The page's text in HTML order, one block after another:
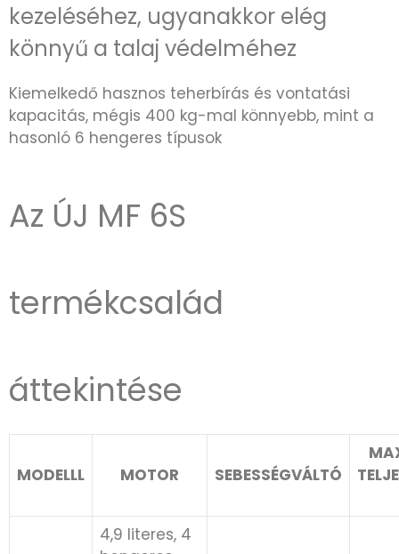
kezeléséhez, ugyanakkor elég
könnyű a talaj védelméhez
Kiemelkedő hasznos teherbírás és vontatási
kapacitás, mégis 400 kg-mal könnyebb, mint a
hasonló 6 hengeres típusok
Az ÚJ MF 6S
termékcsalád
áttekintése
MODELLL MOTOR SEBESSÉGVÁLTÓ
4,9 literes, 4